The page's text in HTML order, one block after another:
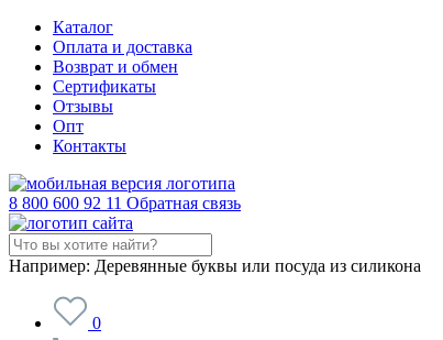
Каталог
Оплата и доставка
Возврат и обмен
Сертификаты
Отзывы
Опт
Контакты
8 800 600 92 11 Обратная связь
Например: Деревянные буквы или посуда из силикона
0